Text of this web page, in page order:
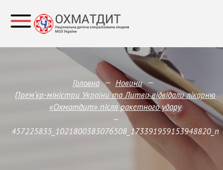
Головна — Новини —
Прем’єр-міністри України та Литви відвідали лікарню
«Охматдит» після ракетного удару
—
457225835_1021800383076508_173391959153948820_n